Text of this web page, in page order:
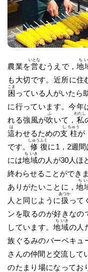
農業を営
いとな
むうえで，地
ち
も大切です。近所に住
困
こま
っている人がいたら
に行っています。今年
れる強風が吹
ふ
いて， 私
わたし
這
は
わせるための支
し
柱
ちゅう
が
です。 修
しゅう
復
ふく
に1，2週間
には地
ち
域
いき
の人が30人ほ
終わらせることができ
ありがたいことに，地
ち い
人と同じように扱
あつか
って
ンを取るのが好きなの
しています。地
ち
域
いき
の人
族ぐるみのバーベキュ
さんの仲間と交流して
のたまり場になってお